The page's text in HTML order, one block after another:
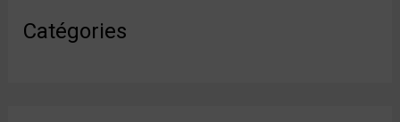
Catégories